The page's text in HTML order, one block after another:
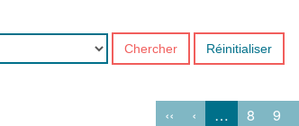
Chercher Réinitialiser
‹‹ ‹ … 8 9